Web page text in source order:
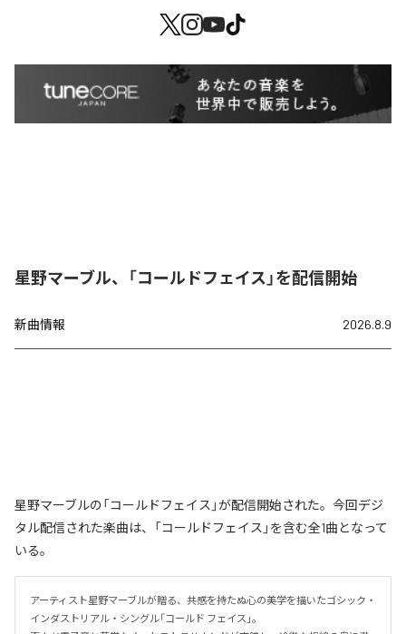
星野マーブル、「コールドフェイス」を配信開始
新曲情報 2026.8.9
星野マーブルの「コールドフェイス」が配信開始された。今回デジ
タル配信された楽曲は、「コールドフェイス」を含む全1曲となって
いる。
アーティスト星野マーブルが贈る、共感を持たぬ心の美学を描いたゴシック・
インダストリアル・シングル「コールド フェイス」。